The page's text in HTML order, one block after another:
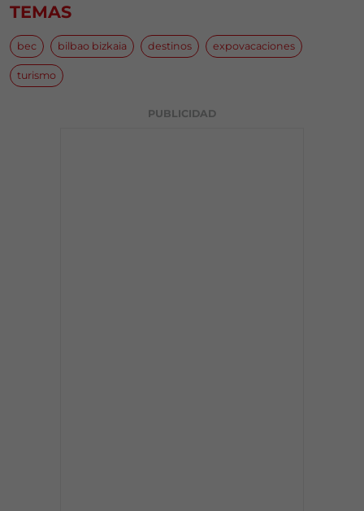
TEMAS
bec bilbao bizkaia destinos expovacaciones
turismo
PUBLICIDAD